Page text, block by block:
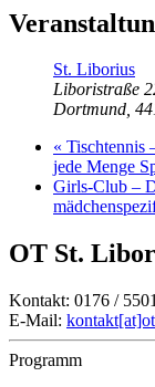
St. Liborius
Liboristraße
Dortmund,
« Tischtennis
jede Menge
Girls-Club –
OT St.
Kontakt: 0176 /
E-Mail:
Programm